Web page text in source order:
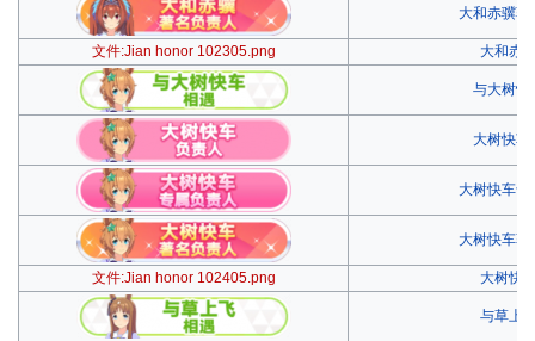
大和赤骥著
文件:Jian honor 102305.png 大和赤
与大树快
大树快车
大树快车专
大树快车著
文件:Jian honor 102405.png 大树快
与草上